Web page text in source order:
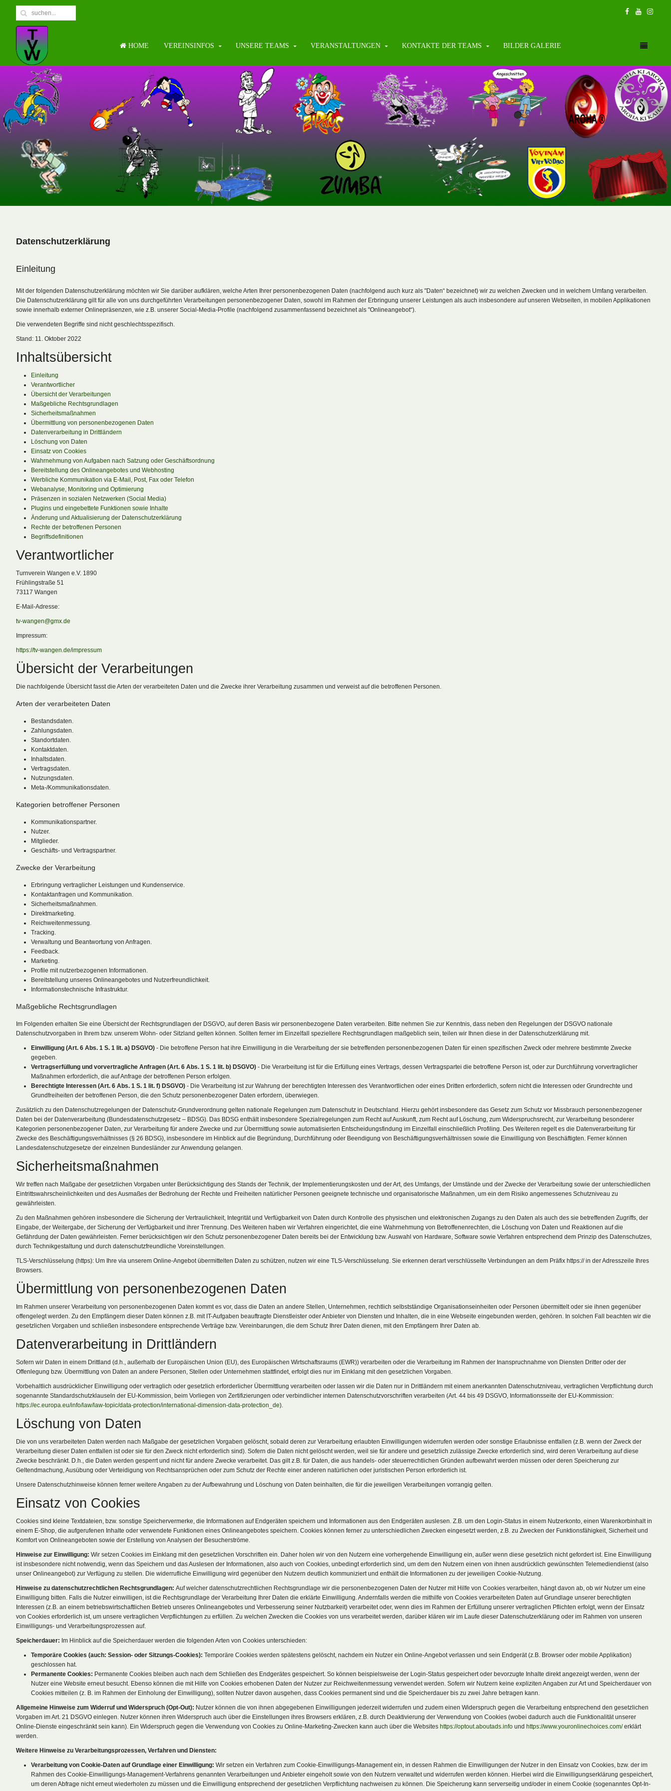
HOME VEREINSINFOS UNSERE TEAMS VERANSTALTUNGEN KONTAKTE DER TEAMS BILDER GALERIE
Datenschutzerklärung
Einleitung
Mit der folgenden Datenschutzerklärung möchten wir Sie darüber aufklären, welche Arten Ihrer personenbezogenen Daten (nachfolgend auch kurz als "Daten“ bezeichnet) wir zu welchen Zwecken und in welchem Umfang verarbeiten.
Die Datenschutzerklärung gilt für alle von uns durchgeführten Verarbeitungen personenbezogener Daten, sowohl im Rahmen der Erbringung unserer Leistungen als auch insbesondere auf unseren Webseiten, in mobilen Applikationen
sowie innerhalb externer Onlinepräsenzen, wie z.B. unserer Social-Media-Profile (nachfolgend zusammenfassend bezeichnet als "Onlineangebot“).
Die verwendeten Begriffe sind nicht geschlechtsspezifisch.
Stand: 11. Oktober 2022
Inhaltsübersicht
Einleitung
Verantwortlicher
Übersicht der Verarbeitungen
Maßgebliche Rechtsgrundlagen
Sicherheitsmaßnahmen
Übermittlung von personenbezogenen Daten
Datenverarbeitung in Drittländern
Löschung von Daten
Einsatz von Cookies
Wahrnehmung von Aufgaben nach Satzung oder Geschäftsordnung
Bereitstellung des Onlineangebotes und Webhosting
Werbliche Kommunikation via E-Mail, Post, Fax oder Telefon
Webanalyse, Monitoring und Optimierung
Präsenzen in sozialen Netzwerken (Social Media)
Plugins und eingebettete Funktionen sowie Inhalte
Änderung und Aktualisierung der Datenschutzerklärung
Rechte der betroffenen Personen
Begriffsdefinitionen
Verantwortlicher
Turnverein Wangen e.V. 1890
Frühlingstraße 51
73117 Wangen
E-Mail-Adresse:
tv-wangen@gmx.de
Impressum:
https://tv-wangen.de/impressum
Übersicht der Verarbeitungen
Die nachfolgende Übersicht fasst die Arten der verarbeiteten Daten und die Zwecke ihrer Verarbeitung zusammen und verweist auf die betroffenen Personen.
Arten der verarbeiteten Daten
Bestandsdaten.
Zahlungsdaten.
Standortdaten.
Kontaktdaten.
Inhaltsdaten.
Vertragsdaten.
Nutzungsdaten.
Meta-/Kommunikationsdaten.
Kategorien betroffener Personen
Kommunikationspartner.
Nutzer.
Mitglieder.
Geschäfts- und Vertragspartner.
Zwecke der Verarbeitung
Erbringung vertraglicher Leistungen und Kundenservice.
Kontaktanfragen und Kommunikation.
Sicherheitsmaßnahmen.
Direktmarketing.
Reichweitenmessung.
Tracking.
Verwaltung und Beantwortung von Anfragen.
Feedback.
Marketing.
Profile mit nutzerbezogenen Informationen.
Bereitstellung unseres Onlineangebotes und Nutzerfreundlichkeit.
Informationstechnische Infrastruktur.
Maßgebliche Rechtsgrundlagen
Im Folgenden erhalten Sie eine Übersicht der Rechtsgrundlagen der DSGVO, auf deren Basis wir personenbezogene Daten verarbeiten. Bitte nehmen Sie zur Kenntnis, dass neben den Regelungen der DSGVO nationale
Datenschutzvorgaben in Ihrem bzw. unserem Wohn- oder Sitzland gelten können. Sollten ferner im Einzelfall speziellere Rechtsgrundlagen maßgeblich sein, teilen wir Ihnen diese in der Datenschutzerklärung mit.
Einwilligung (Art. 6 Abs. 1 S. 1 lit. a) DSGVO) - Die betroffene Person hat ihre Einwilligung in die Verarbeitung der sie betreffenden personenbezogenen Daten für einen spezifischen Zweck oder mehrere bestimmte Zwecke
gegeben.
Vertragserfüllung und vorvertragliche Anfragen (Art. 6 Abs. 1 S. 1 lit. b) DSGVO) - Die Verarbeitung ist für die Erfüllung eines Vertrags, dessen Vertragspartei die betroffene Person ist, oder zur Durchführung vorvertraglicher
Maßnahmen erforderlich, die auf Anfrage der betroffenen Person erfolgen.
Berechtigte Interessen (Art. 6 Abs. 1 S. 1 lit. f) DSGVO) - Die Verarbeitung ist zur Wahrung der berechtigten Interessen des Verantwortlichen oder eines Dritten erforderlich, sofern nicht die Interessen oder Grundrechte und
Grundfreiheiten der betroffenen Person, die den Schutz personenbezogener Daten erfordern, überwiegen.
Zusätzlich zu den Datenschutzregelungen der Datenschutz-Grundverordnung gelten nationale Regelungen zum Datenschutz in Deutschland. Hierzu gehört insbesondere das Gesetz zum Schutz vor Missbrauch personenbezogener
Daten bei der Datenverarbeitung (Bundesdatenschutzgesetz – BDSG). Das BDSG enthält insbesondere Spezialregelungen zum Recht auf Auskunft, zum Recht auf Löschung, zum Widerspruchsrecht, zur Verarbeitung besonderer
Kategorien personenbezogener Daten, zur Verarbeitung für andere Zwecke und zur Übermittlung sowie automatisierten Entscheidungsfindung im Einzelfall einschließlich Profiling. Des Weiteren regelt es die Datenverarbeitung für
Zwecke des Beschäftigungsverhältnisses (§ 26 BDSG), insbesondere im Hinblick auf die Begründung, Durchführung oder Beendigung von Beschäftigungsverhältnissen sowie die Einwilligung von Beschäftigten. Ferner können
Landesdatenschutzgesetze der einzelnen Bundesländer zur Anwendung gelangen.
Sicherheitsmaßnahmen
Wir treffen nach Maßgabe der gesetzlichen Vorgaben unter Berücksichtigung des Stands der Technik, der Implementierungskosten und der Art, des Umfangs, der Umstände und der Zwecke der Verarbeitung sowie der unterschiedlichen
Eintrittswahrscheinlichkeiten und des Ausmaßes der Bedrohung der Rechte und Freiheiten natürlicher Personen geeignete technische und organisatorische Maßnahmen, um ein dem Risiko angemessenes Schutzniveau zu
gewährleisten.
Zu den Maßnahmen gehören insbesondere die Sicherung der Vertraulichkeit, Integrität und Verfügbarkeit von Daten durch Kontrolle des physischen und elektronischen Zugangs zu den Daten als auch des sie betreffenden Zugriffs, der
Eingabe, der Weitergabe, der Sicherung der Verfügbarkeit und ihrer Trennung. Des Weiteren haben wir Verfahren eingerichtet, die eine Wahrnehmung von Betroffenenrechten, die Löschung von Daten und Reaktionen auf die
Gefährdung der Daten gewährleisten. Ferner berücksichtigen wir den Schutz personenbezogener Daten bereits bei der Entwicklung bzw. Auswahl von Hardware, Software sowie Verfahren entsprechend dem Prinzip des Datenschutzes,
durch Technikgestaltung und durch datenschutzfreundliche Voreinstellungen.
TLS-Verschlüsselung (https): Um Ihre via unserem Online-Angebot übermittelten Daten zu schützen, nutzen wir eine TLS-Verschlüsselung. Sie erkennen derart verschlüsselte Verbindungen an dem Präfix https:// in der Adresszeile Ihres
Browsers.
Übermittlung von personenbezogenen Daten
Im Rahmen unserer Verarbeitung von personenbezogenen Daten kommt es vor, dass die Daten an andere Stellen, Unternehmen, rechtlich selbstständige Organisationseinheiten oder Personen übermittelt oder sie ihnen gegenüber
offengelegt werden. Zu den Empfängern dieser Daten können z.B. mit IT-Aufgaben beauftragte Dienstleister oder Anbieter von Diensten und Inhalten, die in eine Webseite eingebunden werden, gehören. In solchen Fall beachten wir die
gesetzlichen Vorgaben und schließen insbesondere entsprechende Verträge bzw. Vereinbarungen, die dem Schutz Ihrer Daten dienen, mit den Empfängern Ihrer Daten ab.
Datenverarbeitung in Drittländern
Sofern wir Daten in einem Drittland (d.h., außerhalb der Europäischen Union (EU), des Europäischen Wirtschaftsraums (EWR)) verarbeiten oder die Verarbeitung im Rahmen der Inanspruchnahme von Diensten Dritter oder der
Offenlegung bzw. Übermittlung von Daten an andere Personen, Stellen oder Unternehmen stattfindet, erfolgt dies nur im Einklang mit den gesetzlichen Vorgaben.
Vorbehaltlich ausdrücklicher Einwilligung oder vertraglich oder gesetzlich erforderlicher Übermittlung verarbeiten oder lassen wir die Daten nur in Drittländern mit einem anerkannten Datenschutzniveau, vertraglichen Verpflichtung durch
sogenannte Standardschutzklauseln der EU-Kommission, beim Vorliegen von Zertifizierungen oder verbindlicher internen Datenschutzvorschriften verarbeiten (Art. 44 bis 49 DSGVO, Informationsseite der EU-Kommission:
https://ec.europa.eu/info/law/law-topic/data-protection/international-dimension-data-protection_de).
Löschung von Daten
Die von uns verarbeiteten Daten werden nach Maßgabe der gesetzlichen Vorgaben gelöscht, sobald deren zur Verarbeitung erlaubten Einwilligungen widerrufen werden oder sonstige Erlaubnisse entfallen (z.B. wenn der Zweck der
Verarbeitung dieser Daten entfallen ist oder sie für den Zweck nicht erforderlich sind). Sofern die Daten nicht gelöscht werden, weil sie für andere und gesetzlich zulässige Zwecke erforderlich sind, wird deren Verarbeitung auf diese
Zwecke beschränkt. D.h., die Daten werden gesperrt und nicht für andere Zwecke verarbeitet. Das gilt z.B. für Daten, die aus handels- oder steuerrechtlichen Gründen aufbewahrt werden müssen oder deren Speicherung zur
Geltendmachung, Ausübung oder Verteidigung von Rechtsansprüchen oder zum Schutz der Rechte einer anderen natürlichen oder juristischen Person erforderlich ist.
Unsere Datenschutzhinweise können ferner weitere Angaben zu der Aufbewahrung und Löschung von Daten beinhalten, die für die jeweiligen Verarbeitungen vorrangig gelten.
Einsatz von Cookies
Cookies sind kleine Textdateien, bzw. sonstige Speichervermerke, die Informationen auf Endgeräten speichern und Informationen aus den Endgeräten auslesen. Z.B. um den Login-Status in einem Nutzerkonto, einen Warenkorbinhalt in
einem E-Shop, die aufgerufenen Inhalte oder verwendete Funktionen eines Onlineangebotes speichern. Cookies können ferner zu unterschiedlichen Zwecken eingesetzt werden, z.B. zu Zwecken der Funktionsfähigkeit, Sicherheit und
Komfort von Onlineangeboten sowie der Erstellung von Analysen der Besucherströme.
Hinweise zur Einwilligung: Wir setzen Cookies im Einklang mit den gesetzlichen Vorschriften ein. Daher holen wir von den Nutzern eine vorhergehende Einwilligung ein, außer wenn diese gesetzlich nicht gefordert ist. Eine Einwilligung
ist insbesondere nicht notwendig, wenn das Speichern und das Auslesen der Informationen, also auch von Cookies, unbedingt erforderlich sind, um dem den Nutzern einen von ihnen ausdrücklich gewünschten Telemediendienst (also
unser Onlineangebot) zur Verfügung zu stellen. Die widerrufliche Einwilligung wird gegenüber den Nutzern deutlich kommuniziert und enthält die Informationen zu der jeweiligen Cookie-Nutzung.
Hinweise zu datenschutzrechtlichen Rechtsgrundlagen: Auf welcher datenschutzrechtlichen Rechtsgrundlage wir die personenbezogenen Daten der Nutzer mit Hilfe von Cookies verarbeiten, hängt davon ab, ob wir Nutzer um eine
Einwilligung bitten. Falls die Nutzer einwilligen, ist die Rechtsgrundlage der Verarbeitung Ihrer Daten die erklärte Einwilligung. Andernfalls werden die mithilfe von Cookies verarbeiteten Daten auf Grundlage unserer berechtigten
Interessen (z.B. an einem betriebswirtschaftlichen Betrieb unseres Onlineangebotes und Verbesserung seiner Nutzbarkeit) verarbeitet oder, wenn dies im Rahmen der Erfüllung unserer vertraglichen Pflichten erfolgt, wenn der Einsatz
von Cookies erforderlich ist, um unsere vertraglichen Verpflichtungen zu erfüllen. Zu welchen Zwecken die Cookies von uns verarbeitet werden, darüber klären wir im Laufe dieser Datenschutzerklärung oder im Rahmen von unseren
Einwilligungs- und Verarbeitungsprozessen auf.
Speicherdauer: Im Hinblick auf die Speicherdauer werden die folgenden Arten von Cookies unterschieden:
Temporäre Cookies (auch: Session- oder Sitzungs-Cookies): Temporäre Cookies werden spätestens gelöscht, nachdem ein Nutzer ein Online-Angebot verlassen und sein Endgerät (z.B. Browser oder mobile Applikation)
geschlossen hat.
Permanente Cookies: Permanente Cookies bleiben auch nach dem Schließen des Endgerätes gespeichert. So können beispielsweise der Login-Status gespeichert oder bevorzugte Inhalte direkt angezeigt werden, wenn der
Nutzer eine Website erneut besucht. Ebenso können die mit Hilfe von Cookies erhobenen Daten der Nutzer zur Reichweitenmessung verwendet werden. Sofern wir Nutzern keine expliziten Angaben zur Art und Speicherdauer von
Cookies mitteilen (z. B. im Rahmen der Einholung der Einwilligung), sollten Nutzer davon ausgehen, dass Cookies permanent sind und die Speicherdauer bis zu zwei Jahre betragen kann.
Allgemeine Hinweise zum Widerruf und Widerspruch (Opt-Out): Nutzer können die von ihnen abgegebenen Einwilligungen jederzeit widerrufen und zudem einen Widerspruch gegen die Verarbeitung entsprechend den gesetzlichen
Vorgaben im Art. 21 DSGVO einlegen. Nutzer können ihren Widerspruch auch über die Einstellungen ihres Browsers erklären, z.B. durch Deaktivierung der Verwendung von Cookies (wobei dadurch auch die Funktionalität unserer
Online-Dienste eingeschränkt sein kann). Ein Widerspruch gegen die Verwendung von Cookies zu Online-Marketing-Zwecken kann auch über die Websites https://optout.aboutads.info und https://www.youronlinechoices.com/erklärt
werden.
Weitere Hinweise zu Verarbeitungsprozessen, Verfahren und Diensten:
Verarbeitung von Cookie-Daten auf Grundlage einer Einwilligung: Wir setzen ein Verfahren zum Cookie-Einwilligungs-Management ein, in dessen Rahmen die Einwilligungen der Nutzer in den Einsatz von Cookies, bzw. der im
Rahmen des Cookie-Einwilligungs-Management-Verfahrens genannten Verarbeitungen und Anbieter eingeholt sowie von den Nutzern verwaltet und widerrufen werden können. Hierbei wird die Einwilligungserklärung gespeichert,
um deren Abfrage nicht erneut wiederholen zu müssen und die Einwilligung entsprechend der gesetzlichen Verpflichtung nachweisen zu können. Die Speicherung kann serverseitig und/oder in einem Cookie (sogenanntes Opt-In-